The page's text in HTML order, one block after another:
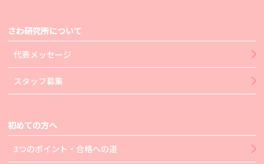
さわ研究所について
代表メッセージ
スタッフ募集
初めての方へ
3つのポイント・合格への道